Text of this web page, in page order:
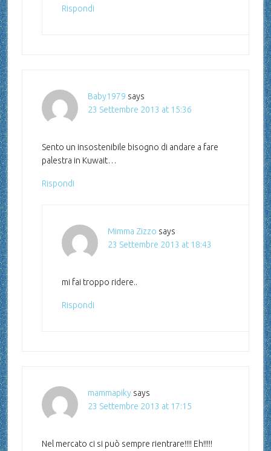
Rispondi
Baby1979 says
23 Settembre 2013 at 15:36
Sento un insostenibile bisogno di andare a fare
palestra in Kuwait…
Rispondi
Mimma Zizzo says
23 Settembre 2013 at 18:43
mi fai troppo ridere..
Rispondi
mammapiky says
23 Settembre 2013 at 17:15
Nel mercato ci si può sempre rientrare!!!! Eh!!!!!